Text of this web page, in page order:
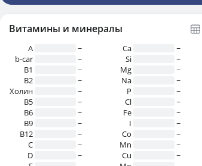
Витамины и минералы
A
~
b-car
~
В1
~
B2
~
Холин
~
B5
~
B6
~
B9
~
B12
~
C
~
D
~
Ca
~
Si
~
Mg
~
Na
~
P
~
Cl
~
Fe
~
I
~
Co
~
Mn
~
Cu
~